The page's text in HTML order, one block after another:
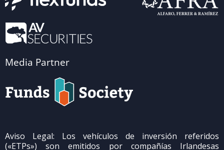
Media Partner
Aviso Legal: Los vehículos de inversión referidos
(«ETPs») son emitidos por compañías Irlandesas